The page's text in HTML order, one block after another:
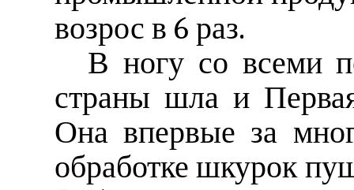
возрос в 6 раз.
В ногу со всеми
страны шла и
Она впервые за
обработке шкурок